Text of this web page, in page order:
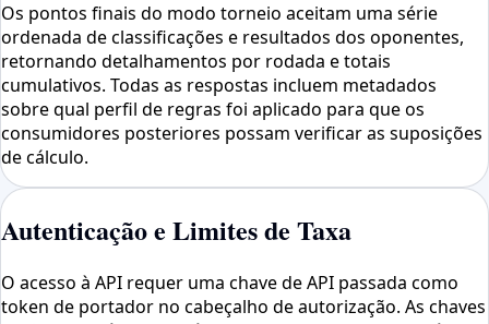
Os pontos finais do modo torneio aceitam uma série
ordenada de classificações e resultados dos oponentes,
retornando detalhamentos por rodada e totais
cumulativos. Todas as respostas incluem metadados
sobre qual perfil de regras foi aplicado para que os
consumidores posteriores possam verificar as suposições
de cálculo.
Autenticação e Limites de Taxa
O acesso à API requer uma chave de API passada como
token de portador no cabeçalho de autorização. As chaves